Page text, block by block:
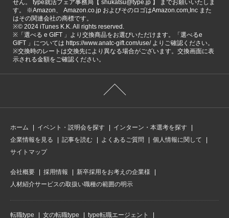
せん。 type就活フェア事務局【 shukatsu@type.jp 】 までお願いいたしま
す。 ※Amazon、 Amazon.co.jp およびそのロゴはAmazon.com,Inc また
はその関連会社の商標です。
※©️ 2024 iTunes K.K. All rights reserved.
※「選べる e GIFT 」より交換商品をお選びいただけます。「選べるe
GIFT 」については https://www.anatc-gift.com/use/ よりご確認ください。
※交換時のレートは交換先により異なる場合がございます。交換画面に表
示される金額をご確認ください。
ホーム イベント・説明会を探す
インターン・本選考を探す
企業情報を見る
記事を読む よくあるご質問
個人情報に関して
サイトマップ
会社概要 採用情報
新卒採用をお考えの企業様
人材紹介サービスの取扱い職種の範囲の明示
転職type 女の転職type type転職エージェント